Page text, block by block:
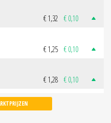
€ 1,32 € 0,10
€ 1,25 € 0,10
€ 1,28 € 0,10